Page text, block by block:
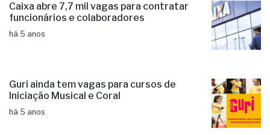
Caixa abre 7,7 mil vagas para contratar
funcionários e colaboradores
há 5 anos
Guri ainda tem vagas para cursos de
Iniciação Musical e Coral
há 5 anos